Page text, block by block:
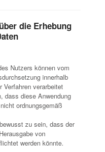
die Erhebung
Nutzers können vom
innerhalb
Verfahren verarbeitet
dass diese Anwendung
ordnungsgemäß
zu sein, dass der
von
werden könnte.